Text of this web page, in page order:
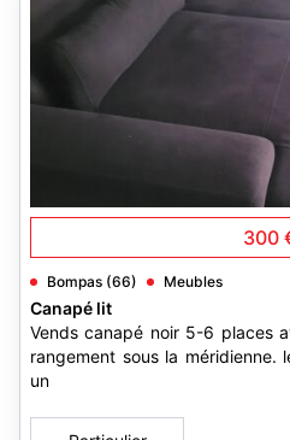
300
Bompas (66) Meubles
Canapé lit
Vends canapé noir 5-6 places
rangement sous la méridienne.
un